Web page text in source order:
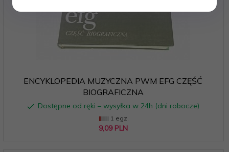
ENCYKLOPEDIA MUZYCZNA PWM EFG CZĘŚĆ
BIOGRAFICZNA
Dostępne od ręki – wysyłka w 24h (dni robocze)
1 egz.
9,09 PLN